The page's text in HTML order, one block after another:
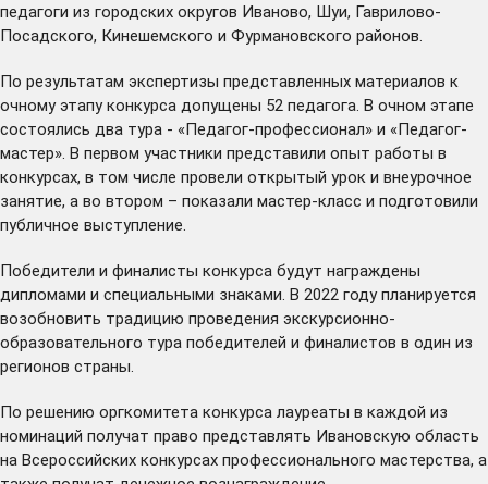
педагоги из городских округов Иваново, Шуи, Гаврилово-
Посадского, Кинешемского и Фурмановского районов.
По результатам экспертизы представленных материалов к
очному этапу конкурса допущены 52 педагога. В очном этапе
состоялись два тура - «Педагог-профессионал» и «Педагог-
мастер». В первом участники представили опыт работы в
конкурсах, в том числе провели открытый урок и внеурочное
занятие, а во втором – показали мастер-класс и подготовили
публичное выступление.
Победители и финалисты конкурса будут награждены
дипломами и специальными знаками. В 2022 году планируется
возобновить традицию проведения экскурсионно-
образовательного тура победителей и финалистов в один из
регионов страны.
По решению оргкомитета конкурса лауреаты в каждой из
номинаций получат право представлять Ивановскую область
на Всероссийских конкурсах профессионального мастерства, а